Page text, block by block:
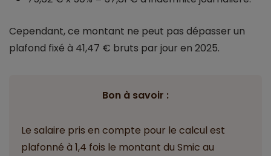
Cependant, ce montant ne peut pas dépasser un
plafond fixé à 41,47 € bruts par jour en 2025.
Bon à savoir :
Le salaire pris en compte pour le calcul est
plafonné à 1,4 fois le montant du Smic au